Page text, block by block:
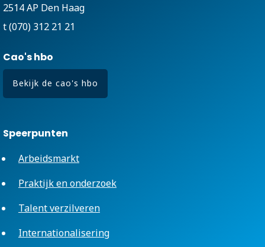
2514 AP Den Haag
t (070) 312 21 21
Cao's hbo
Bekijk de cao's hbo
Speerpunten
Arbeidsmarkt
Praktijk en onderzoek
Talent verzilveren
Internationalisering